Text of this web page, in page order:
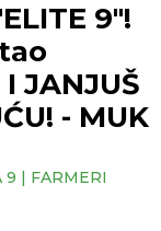
9"!
JANJUŠ
- MUK
9 | FARMERI